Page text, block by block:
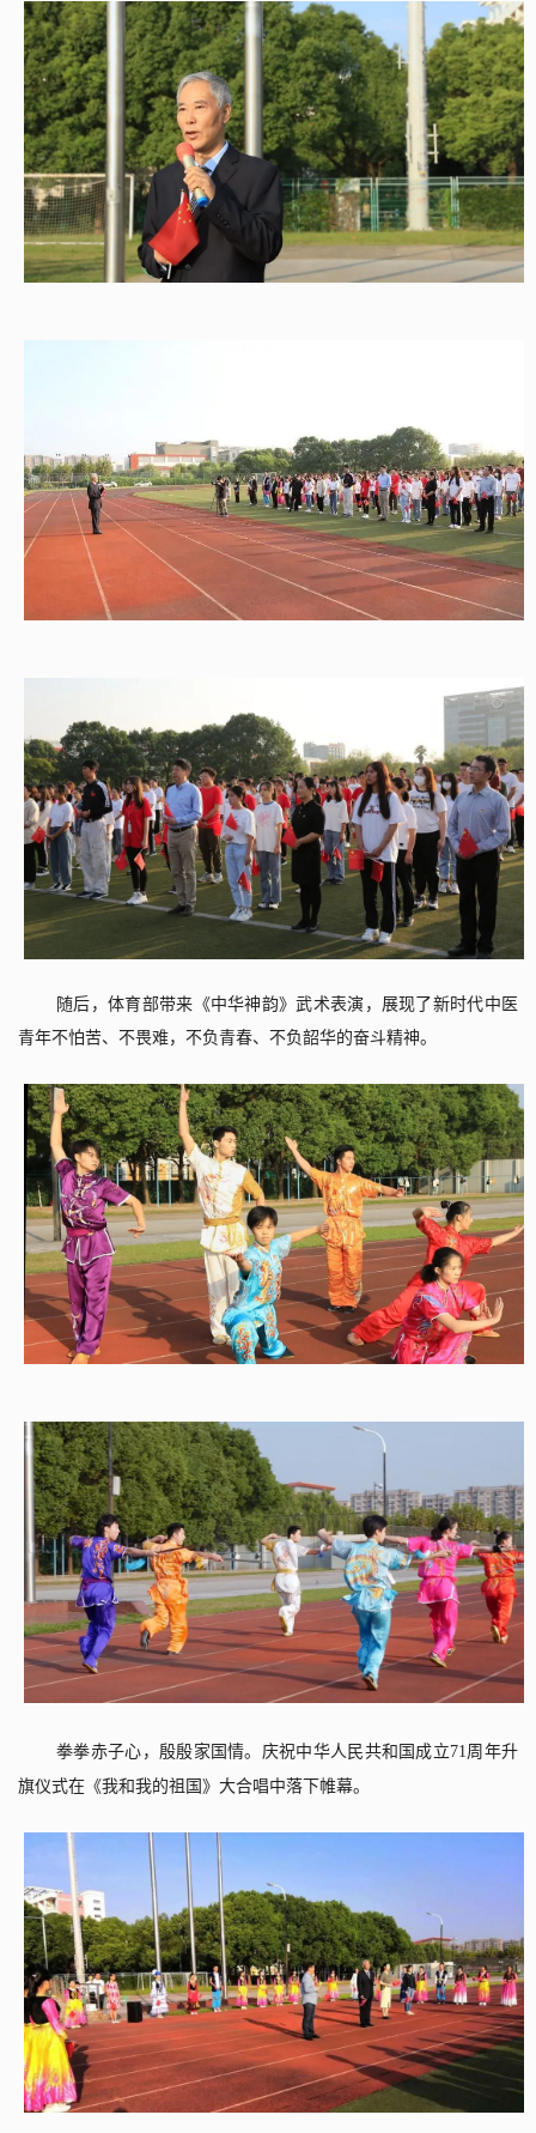
随后，体育部带来《中华神韵》武术表演，展现了新时代中医
青年不怕苦、不畏难，不负青春、不负韶华的奋斗精神。
拳拳赤子心，殷殷家国情。庆祝中华人民共和国成立71 周年升
旗仪式在《我和我的祖国》大合唱中落下帷幕。